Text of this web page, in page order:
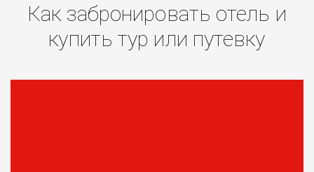
Как забронировать отель и
купить тур или путевку